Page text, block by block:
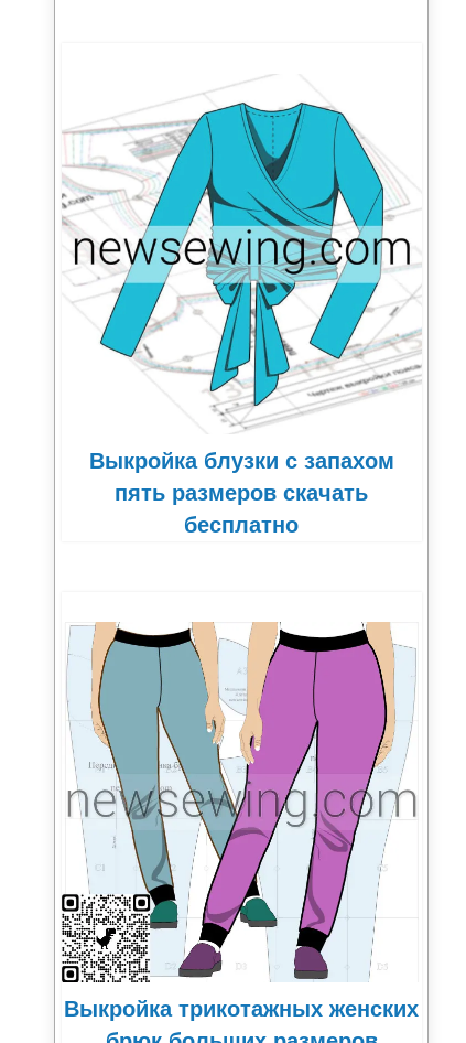
Выкройка блузки с запахом
пять размеров скачать
бесплатно
Выкройка трикотажных женских